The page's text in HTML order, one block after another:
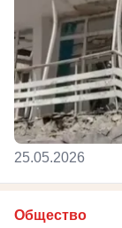
25.05.2026
Общество